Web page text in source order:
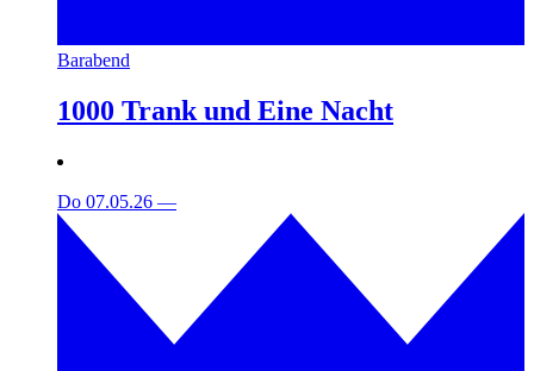
Barabend
1000 Trank und Eine Nacht
Do 07.05.26 —